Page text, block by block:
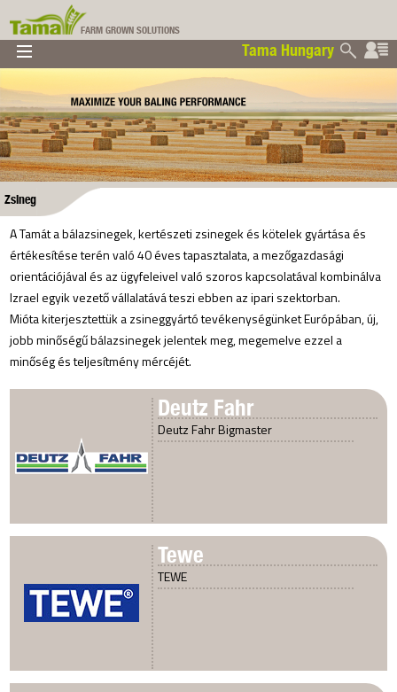
Tama Hungary
FARM GROWN SOLUTIONS
Tama Hungary
▼
▼
▼
▼
Zsineg
A Tamát a bálazsinegek, kertészeti zsinegek és kötelek gyártása és
értékesítése terén való 40 éves tapasztalata, a mezőgazdasági
orientációjával és az ügyfeleivel való szoros kapcsolatával kombinálva
Izrael egyik vezető vállalatává teszi ebben az ipari szektorban.
Mióta kiterjesztettük a zsineggyártó tevékenységünket Európában, új,
jobb minőségű bálazsinegek jelentek meg, megemelve ezzel a
minőség és teljesítmény mércéjét.
Deutz Fahr
Deutz Fahr Bigmaster
Tewe
TEWE